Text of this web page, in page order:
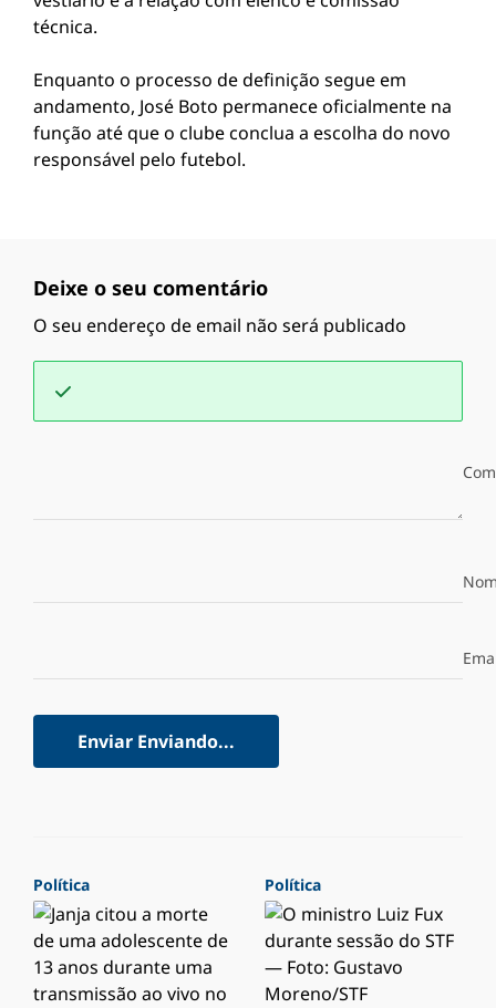
técnica.
Enquanto o processo de definição segue em
andamento, José Boto permanece oficialmente na
função até que o clube conclua a escolha do novo
responsável pelo futebol.
Deixe o seu comentário
O seu endereço de email não será publicado
Enviar Enviando...
Política Política